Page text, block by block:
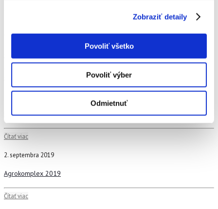
Zobraziť detaily
Povoliť všetko
Povoliť výber
Odmietnuť
16. septembra 2020
Krupinsko-Hontianska výstava drobných zvierat
Čítať viac
2. septembra 2019
Agrokomplex 2019
Čítať viac